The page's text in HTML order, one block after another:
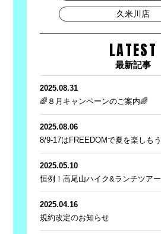
久米川店
LATEST
最新記事
2025.08.31
🌈８月キャンペーンのご案内🌈
2025.08.06
8/9-17はFREEDOMで夏を楽しもう
2025.05.10
恒例！高尾山ハイク&ランチツアー
2025.04.16
規約改定のお知らせ